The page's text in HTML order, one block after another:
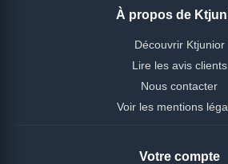
À propos de
Découvrir Ktjunior
Lire les avis clients
Nous contacter
Voir les mentions
Votre compte